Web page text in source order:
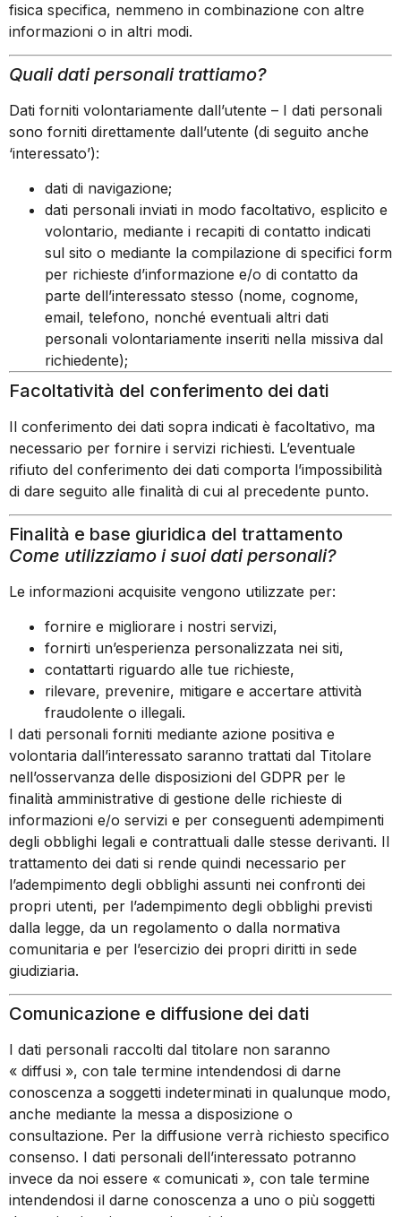
fisica specifica, nemmeno in combinazione con altre
informazioni o in altri modi.
Quali dati personali trattiamo?
Dati forniti volontariamente dall’utente – I dati personali
sono forniti direttamente dall’utente (di seguito anche
‘interessato’):
dati di navigazione;
dati personali inviati in modo facoltativo, esplicito e
volontario, mediante i recapiti di contatto indicati
sul sito o mediante la compilazione di specifici form
per richieste d’informazione e/o di contatto da
parte dell’interessato stesso (nome, cognome,
email, telefono, nonché eventuali altri dati
personali volontariamente inseriti nella missiva dal
richiedente);
Facoltatività del conferimento dei dati
Il conferimento dei dati sopra indicati è facoltativo, ma
necessario per fornire i servizi richiesti. L’eventuale
rifiuto del conferimento dei dati comporta l’impossibilità
di dare seguito alle finalità di cui al precedente punto.
Finalità e base giuridica del trattamento
Come utilizziamo i suoi dati personali?
Le informazioni acquisite vengono utilizzate per:
fornire e migliorare i nostri servizi,
fornirti un’esperienza personalizzata nei siti,
contattarti riguardo alle tue richieste,
rilevare, prevenire, mitigare e accertare attività
fraudolente o illegali.
I dati personali forniti mediante azione positiva e
volontaria dall’interessato saranno trattati dal Titolare
nell’osservanza delle disposizioni del GDPR per le
finalità amministrative di gestione delle richieste di
informazioni e/o servizi e per conseguenti adempimenti
degli obblighi legali e contrattuali dalle stesse derivanti. Il
trattamento dei dati si rende quindi necessario per
l’adempimento degli obblighi assunti nei confronti dei
propri utenti, per l’adempimento degli obblighi previsti
dalla legge, da un regolamento o dalla normativa
comunitaria e per l’esercizio dei propri diritti in sede
giudiziaria.
Comunicazione e diffusione dei dati
I dati personali raccolti dal titolare non saranno
« diffusi », con tale termine intendendosi di darne
conoscenza a soggetti indeterminati in qualunque modo,
anche mediante la messa a disposizione o
consultazione. Per la diffusione verrà richiesto specifico
consenso. I dati personali dell’interessato potranno
invece da noi essere « comunicati », con tale termine
intendendosi il darne conoscenza a uno o più soggetti